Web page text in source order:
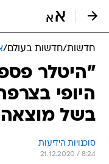
חדשות/חדשות בעולם/
"היטלר
היופי
בשל מוצאה
סוכנויות הידיעות
21.12.2020 / 8:24